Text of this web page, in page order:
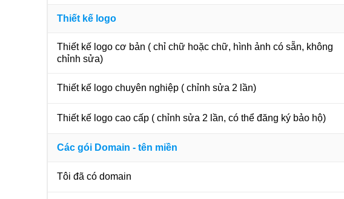
Thiết kế logo
Thiết kế logo cơ bản ( chỉ chữ hoặc chữ, hình ảnh có sẵn, không
chỉnh sửa)
Thiết kế logo chuyên nghiệp ( chỉnh sửa 2 lần)
Thiết kế logo cao cấp ( chỉnh sửa 2 lần, có thể đăng ký bảo hộ)
Các gói Domain - tên miền
Tôi đã có domain